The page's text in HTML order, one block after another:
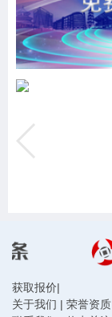
获取报价|
关于我们 | 荣誉资质